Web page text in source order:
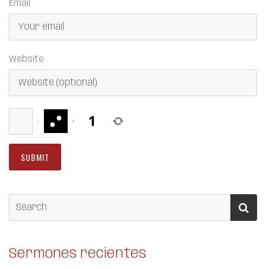
Email
Website
− =
Sermones recientes